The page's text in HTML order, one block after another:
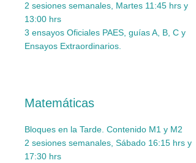
2 sesiones semanales, Martes 11:45 hrs y
13:00 hrs
3 ensayos Oficiales PAES, guías A, B, C y
Ensayos Extraordinarios.
Matemáticas
Bloques en la Tarde. Contenido M1 y M2
2 sesiones semanales, Sábado 16:15 hrs y
17:30 hrs